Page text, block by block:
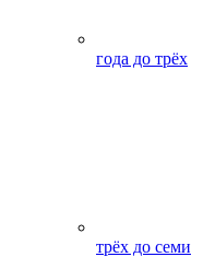
года до трёх
трёх до семи